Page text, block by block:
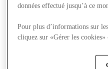
données effectué jusqu’à ce
Pour plus d’informations sur
cliquez sur «Gérer les cookies»